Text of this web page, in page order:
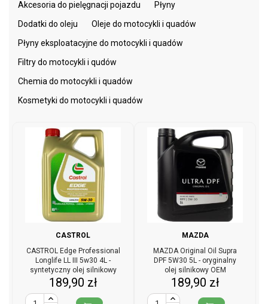
Akcesoria do pielęgnacji pojazdu
Płyny
Dodatki do oleju
Oleje do motocykli i quadów
Płyny eksploatacyjne do motocykli i quadów
Filtry do motocykli i qudów
Chemia do motocykli i quadów
Kosmetyki do motocykli i quadów
CASTROL
CASTROL Edge Professional
Longlife LL III 5w30 4L -
syntetyczny olej silnikowy
Cena
189,90 zł
MAZDA
MAZDA Original Oil Supra
DPF 5W30 5L - oryginalny
olej silnikowy OEM
Cena
189,90 zł